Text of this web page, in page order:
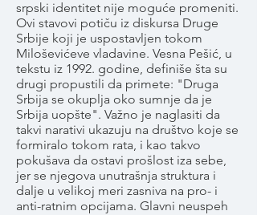
srpski identitet nije moguće promeniti.
Ovi stavovi potiču iz diskursa Druge
Srbije koji je uspostavljen tokom
Miloševićeve vladavine. Vesna Pešić, u
tekstu iz 1992. godine, definiše šta su
drugi propustili da primete: "Druga
Srbija se okuplja oko sumnje da je
Srbija uopšte". Važno je naglasiti da
takvi narativi ukazuju na društvo koje se
formiralo tokom rata, i kao takvo
pokušava da ostavi prošlost iza sebe,
jer se njegova unutrašnja struktura i
dalje u velikoj meri zasniva na pro- i
anti-ratnim opcijama. Glavni neuspeh